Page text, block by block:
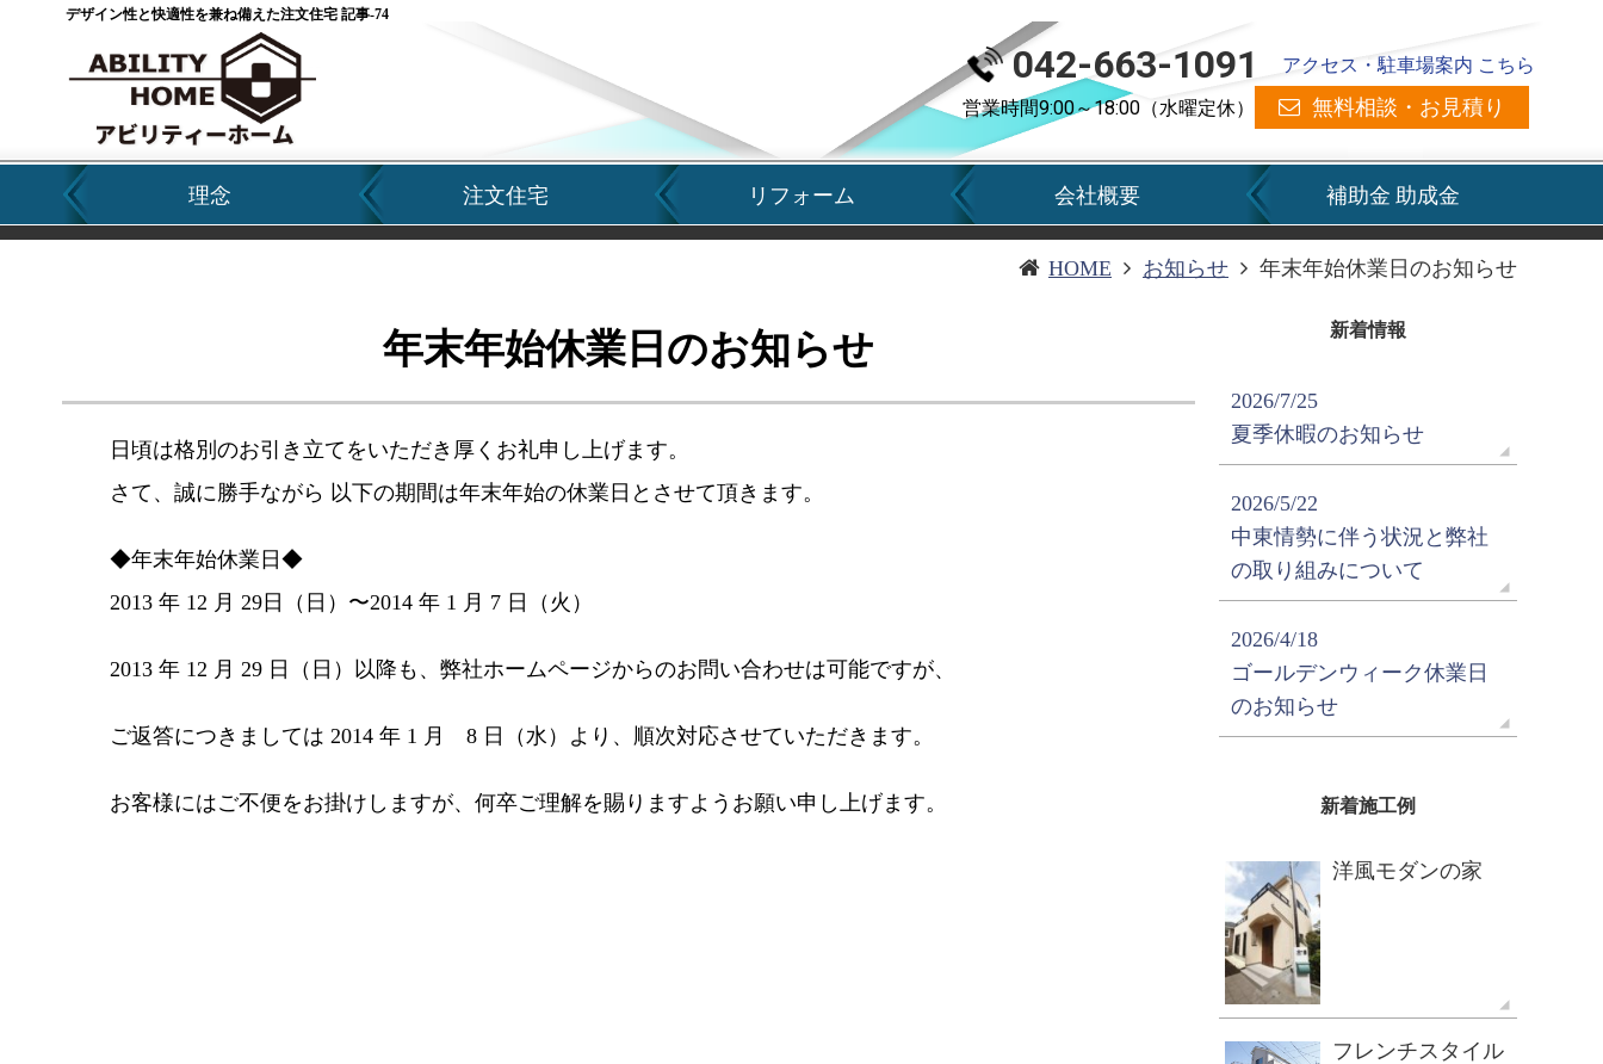
デザイン性と快適性を兼ね備えた注文住宅 記事-74
042-663-1091
アクセス・駐車場案内 こちら
営業時間9:00～18:00（水曜定休）
無料相談・お見積り
理念 注文住宅 リフォーム 会社概要 補助金 助成金
HOME お知らせ 年末年始休業日のお知らせ
年末年始休業日のお知らせ
日頃は格別のお引き立てをいただき厚くお礼申し上げます。
さて、誠に勝手ながら 以下の期間は年末年始の休業日とさせて頂きます。
◆年末年始休業日◆
2013 年 12 月 29日（日）〜2014 年 1 月 7 日（火）
2013 年 12 月 29 日（日）以降も、弊社ホームページからのお問い合わせは可能ですが、
ご返答につきましては 2014 年 1 月 8 日（水）より、順次対応させていただきます。
お客様にはご不便をお掛けしますが、何卒ご理解を賜りますようお願い申し上げます。
新着情報
2026/7/25
夏季休暇のお知らせ
2026/5/22
中東情勢に伴う状況と弊社
の取り組みについて
2026/4/18
ゴールデンウィーク休業日
のお知らせ
新着施工例
洋風モダンの家
フレンチスタイル